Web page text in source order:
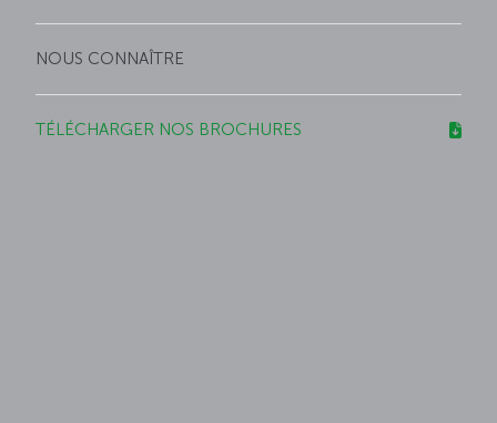
NOUS CONNAÎTRE
TÉLÉCHARGER NOS BROCHURES